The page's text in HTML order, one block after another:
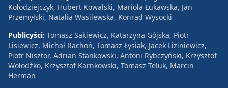
Kołodziejczyk, Hubert Kowalski, Mariola Łukawska, Jan
Przemyłski, Natalia Wasilewska, Konrad Wysocki
Publicyści: Tomasz Sakiewicz, Katarzyna Gójska, Piotr
Lisiewicz, Michał Rachoń, Tomasz Łysiak, Jacek Liziniewicz,
Piotr Nisztor, Adrian Stankowski, Antoni Rybczyński, Krzysztof
Wołodźko, Krzysztof Karnkowski, Tomasz Teluk, Marcin
Herman